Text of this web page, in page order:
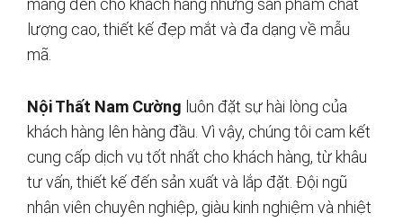
mang đến cho khách hàng những sản phẩm chất
lượng cao, thiết kế đẹp mắt và đa dạng về mẫu
mã.
Nội Thất Nam Cường luôn đặt sự hài lòng của
khách hàng lên hàng đầu. Vì vậy, chúng tôi cam kết
cung cấp dịch vụ tốt nhất cho khách hàng, từ khâu
tư vấn, thiết kế đến sản xuất và lắp đặt. Đội ngũ
nhân viên chuyên nghiệp, giàu kinh nghiệm và nhiệt